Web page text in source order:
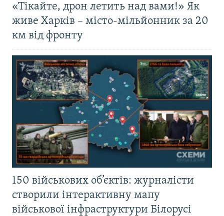
«Тікайте, дрон летить над вами!» Як
живе Харків – місто-мільйонник за 20
км від фронту
150 військових об’єктів: журналісти
створили інтерактивну мапу
військової інфраструктури Білорусі